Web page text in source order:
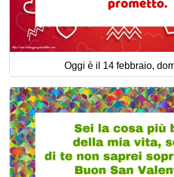
Oggi è il 14 febbraio,